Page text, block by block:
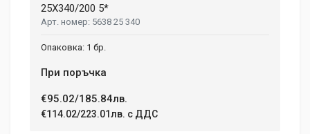
25X340/200 5*
5638 25 340
1 бр.
При поръчка
€95.02/185.84лв.
€114.02/223.01лв. с ДДС